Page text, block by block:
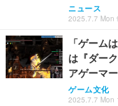
ニュース
2025.7.7 Mon
「ゲーム
は『ダー
アゲーマ
ゲーム文化
2025.7.7 Mon